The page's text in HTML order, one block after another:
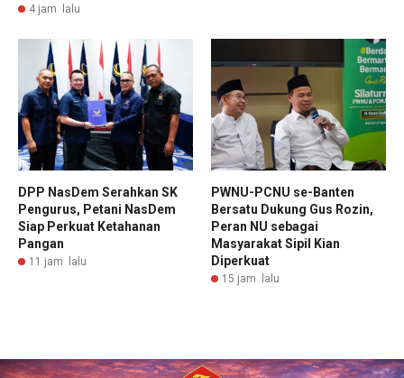
4 jam lalu
DPP NasDem Serahkan SK
Pengurus, Petani NasDem
Siap Perkuat Ketahanan
Pangan
11 jam lalu
PWNU-PCNU se-Banten
Bersatu Dukung Gus Rozin,
Peran NU sebagai
Masyarakat Sipil Kian
Diperkuat
15 jam lalu